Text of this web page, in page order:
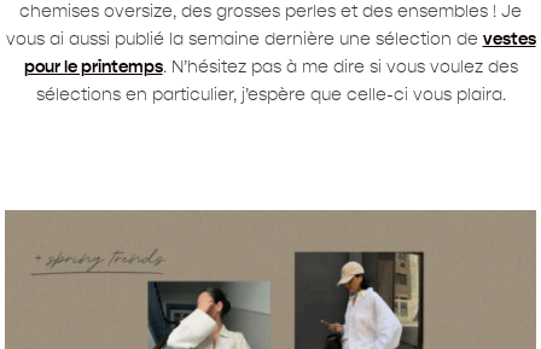
chemises oversize, des grosses perles et des ensembles ! Je
vous ai aussi publié la semaine dernière une sélection de vestes
pour le printemps. N’hésitez pas à me dire si vous voulez des
sélections en particulier, j’espère que celle-ci vous plaira.